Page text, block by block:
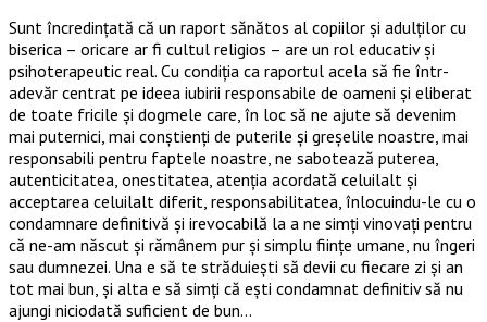
Sunt încredințată că un raport sănătos al copiilor și adulților cu
biserica – oricare ar fi cultul religios – are un rol educativ și
psihoterapeutic real. Cu condiția ca raportul acela să fie într-
adevăr centrat pe ideea iubirii responsabile de oameni și eliberat
de toate fricile și dogmele care, în loc să ne ajute să devenim
mai puternici, mai conștienți de puterile și greșelile noastre, mai
responsabili pentru faptele noastre, ne sabotează puterea,
autenticitatea, onestitatea, atenția acordată celuilalt și
acceptarea celuilalt diferit, responsabilitatea, înlocuindu-le cu o
condamnare definitivă și irevocabilă la a ne simți vinovați pentru
că ne-am născut și rămânem pur și simplu ființe umane, nu îngeri
sau dumnezei. Una e să te străduiești să devii cu fiecare zi și an
tot mai bun, și alta e să simți că ești condamnat definitiv să nu
ajungi niciodată suficient de bun…